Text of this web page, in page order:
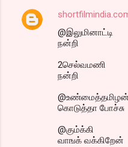
@இலுமினாட்டி
நன்றி
2செல்வமணி
நன்றி
@உண்மைத்தமிழன்
கொடுத்தா போச்சு
@கும்க்கி
வாஙக் வக்கிறேன்